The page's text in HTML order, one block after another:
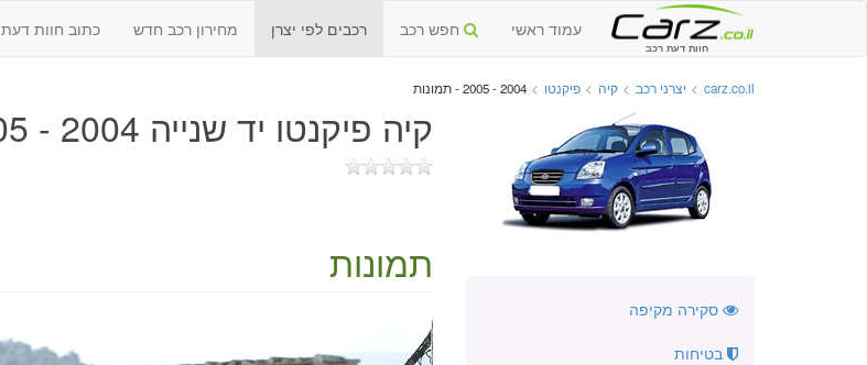
חוות דעת רכב
עמוד ראשי חפש רכב רכבים לפי יצרן מחירון רכב חדש כתוב חוות דעת
carz.co.il
> יצרני רכב > קיה > פיקנטו > 2004 - 2005 - תמונות
קיה פיקנטו יד שנייה 2004 - 2005
סקירה מקיפה
בטיחות
תמונות